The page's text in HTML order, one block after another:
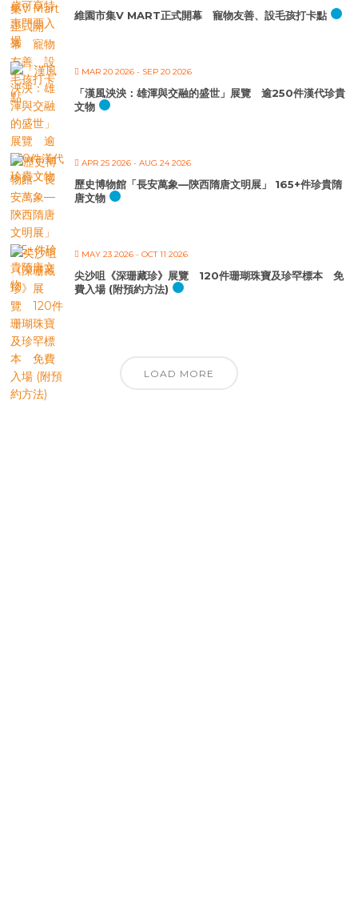
維園市集V MART正式開幕 寵物友善、設毛孩打卡點
MAR 20 2026 - SEP 20 2026
「漢風泱泱：雄渾與交融的盛世」展覽 逾250件漢代珍貴
文物
APR 25 2026 - AUG 24 2026
歷史博物館「長安萬象—陝西隋唐文明展」 165+件珍貴隋
唐文物
MAY 23 2026 - OCT 11 2026
尖沙咀《深珊藏珍》展覽 120件珊瑚珠寶及珍罕標本 免
費入場 (附預約方法)
LOAD MORE